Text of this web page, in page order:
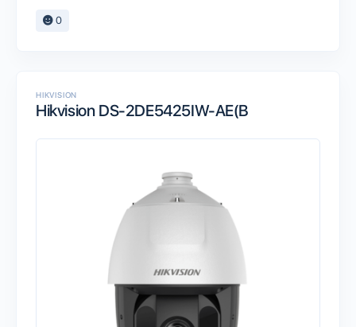
0
HIKVISION
Hikvision DS-2DE5425IW-AE(B